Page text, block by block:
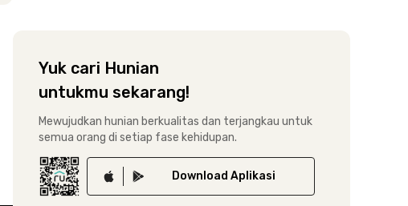
Yuk cari Hunian
untukmu sekarang!
Mewujudkan hunian berkualitas dan terjangkau untuk
semua orang di setiap fase kehidupan.
Download Aplikasi